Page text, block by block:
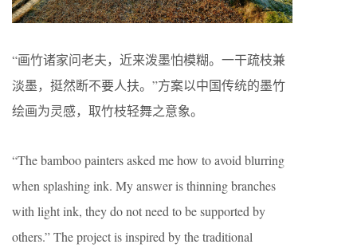
“画竹诸家问老夫，近来泼墨怕模糊。一干疏枝兼
淡墨，挺然断不要人扶。”方案以中国传统的墨竹
绘画为灵感，取竹枝轻舞之意象。
“The bamboo painters asked me how to avoid blurring
when splashing ink. My answer is thinning branches
with light ink, they do not need to be supported by
others.” The project is inspired by the traditional